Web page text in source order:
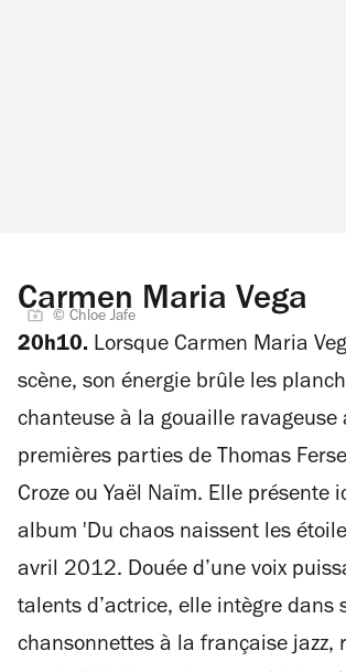
Carmen Maria Vega
© Chloe Jafe
20h10. Lorsque Carmen Maria
scène, son énergie brûle les
chanteuse à la gouaille ravageuse
premières parties de Thomas
Croze ou Yaël Naïm. Elle présente
album 'Du chaos naissent les
avril 2012. Douée d’une voix
talents d’actrice, elle intègre dans
chansonnettes à la française jazz,